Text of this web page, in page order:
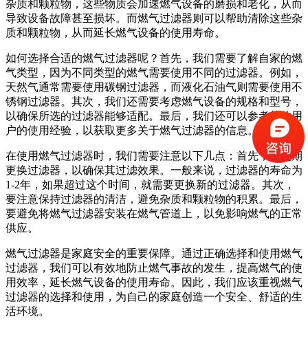
杂质和颗粒物，这些物质会加速燃气设备的磨损和老化，从而
导致设备故障甚至损坏。而燃气过滤器则可以帮助清除这些杂
质和颗粒物，从而延长燃气设备的使用寿命。
如何选择合适的燃气过滤器呢？首先，我们需要了解自家的燃
气类型，因为不同类型的燃气需要使用不同的过滤器。例如，
天然气通常需要使用碳钢过滤器，而液化石油气则需要使用不
锈钢过滤器。其次，我们还需要考虑燃气设备的规格和型号，
以确保所选的过滤器能够适配。最后，我们还可以参考其他用
户的使用经验，以获取更多关于燃气过滤器的信息。
在使用燃气过滤器时，我们需要注意以下几点：首先，要定期
更换过滤器，以确保其过滤效果。一般来说，过滤器的寿命为
1-2年，如果超过这个时间，就需要更换新的过滤器。其次，
要注意保持过滤器的清洁，避免杂质和颗粒物的积累。最后，
要避免将燃气过滤器安装在燃气管道上，以免影响燃气的正常
供应。
燃气过滤器是家庭安全的重要保障。通过正确选择和使用燃气
过滤器，我们可以有效地防止燃气事故的发生，提高燃气的使
用效率，延长燃气设备的使用寿命。因此，我们应该重视燃气
过滤器的选择和使用，为自己的家庭创造一个安全、舒适的生
活环境。